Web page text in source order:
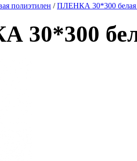
полиэтилен /ПЛЕНКА 30*300 белая
30*300